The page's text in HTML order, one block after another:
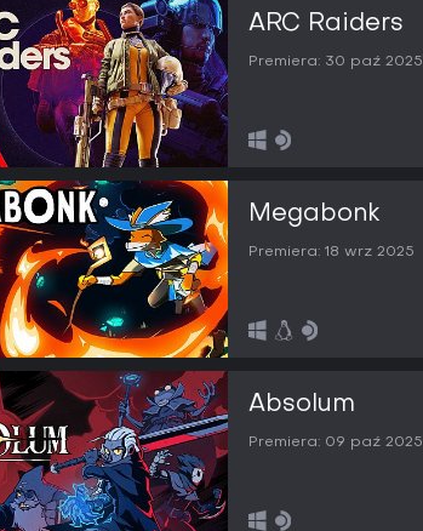
ARC Raiders
Premiera: 30 paź 2025
Megabonk
Premiera: 18 wrz 2025
Absolum
Premiera: 09 paź 2025